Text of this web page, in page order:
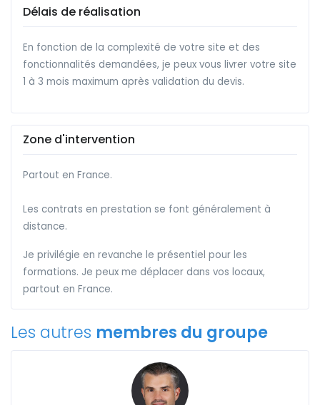
Délais de réalisation
En fonction de la complexité de votre site et des
fonctionnalités demandées, je peux vous livrer votre site
1 à 3 mois maximum après validation du devis.
Zone d'intervention
Partout en France.
Les contrats en prestation se font généralement à
distance.
Je privilégie en revanche le présentiel pour les
formations. Je peux me déplacer dans vos locaux,
partout en France.
Les autres membres du groupe